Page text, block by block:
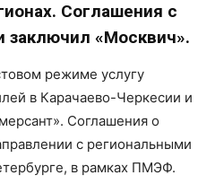
Соглашения с
«Москвич».
режиме услугу
в Карачаево-Черкесии и
Соглашения о
с региональными
в рамках ПМЭФ.